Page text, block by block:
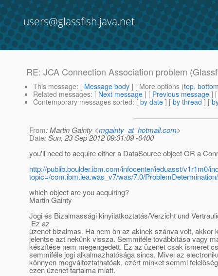
users@glassfish.java.net
RE: JCA Connection Association problem
This message: [ Message body ] [ More options (top,
Related messages: [ Next message ] [ Previous message ]
Contemporary messages sorted: [ by date ] [ by thread ] [
From: Martin Gainty <mgainty_at_hotmail.com>
Date: Sun, 23 Sep 2012 09:31:09 -0400
you'll need to acquire either a DataSource object OR a
http://publib.boulder.ibm.com/infocenter/ieduasst/v1r1m0/
topic=/com.ibm.iea.was_v7/was/7.0/
which object are you acquiring?
Martin Gainty
______________________________________________
Jogi és Bizalmassági kinyilatkoztatás/Verzicht und
Ez az
üzenet bizalmas. Ha nem ön az akinek szánva volt, akkor
jelentse azt nekünk vissza. Semmiféle továbbítása vagy
készítése nem megengedett. Ez az üzenet csak ismeret
semmiféle jogi alkalmazhatósága sincs. Mivel az
könnyen megváltoztathatóak, ezért minket semmi
ezen üzenet tartalma miatt.